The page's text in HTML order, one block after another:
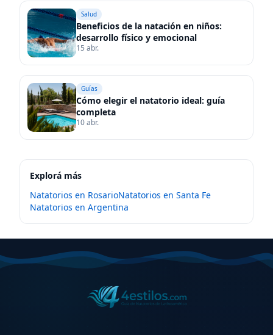
Salud
Beneficios de la natación en niños:
desarrollo físico y emocional
15 abr.
Guías
Cómo elegir el natatorio ideal: guía
completa
10 abr.
Explorá más
Natatorios en RosarioNatatorios en Santa Fe
Natatorios en Argentina